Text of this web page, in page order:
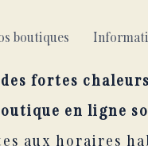
boutiques
fortes
en ligne
aux horaires